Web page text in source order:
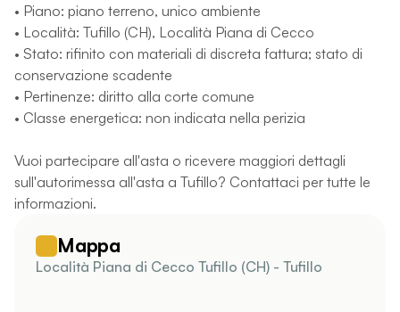
• Piano: piano terreno, unico ambiente
• Località: Tufillo (CH), Località Piana di Cecco
• Stato: rifinito con materiali di discreta fattura; stato di
conservazione scadente
• Pertinenze: diritto alla corte comune
• Classe energetica: non indicata nella perizia
Vuoi partecipare all'asta o ricevere maggiori dettagli
sull'autorimessa all'asta a Tufillo? Contattaci per tutte le
informazioni.
Mappa
Località Piana di Cecco Tufillo (CH) - Tufillo